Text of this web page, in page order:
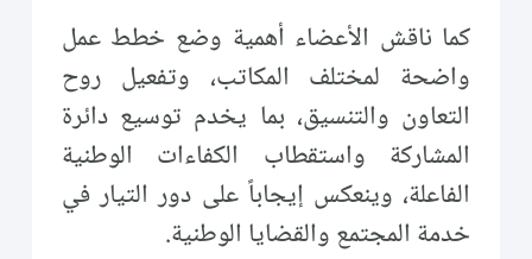
كما ناقش الأعضاء أهمية وضع خطط عمل
واضحة لمختلف المكاتب، وتفعيل روح
التعاون والتنسيق، بما يخدم توسيع دائرة
المشاركة واستقطاب الكفاءات الوطنية
الفاعلة، وينعكس إيجاباً على دور التيار في
خدمة المجتمع والقضايا الوطنية.